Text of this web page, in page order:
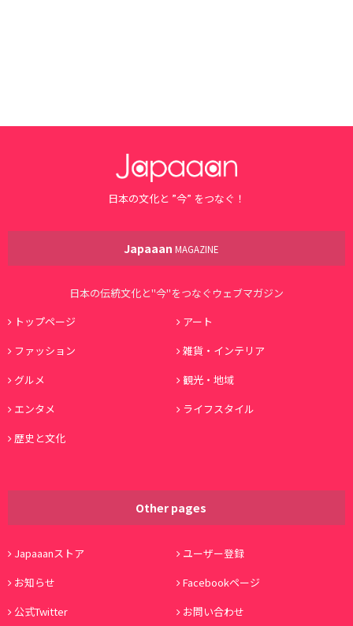
日本の文化と ”今” をつなぐ！
Japaaan MAGAZINE
日本の伝統文化と"今"をつなぐウェブマガジン
トップページ
アート
ファッション
雑貨・インテリア
グルメ
観光・地域
エンタメ
ライフスタイル
歴史と文化
Other pages
Japaaanストア
ユーザー登録
お知らせ
Facebookページ
公式Twitter
お問い合わせ